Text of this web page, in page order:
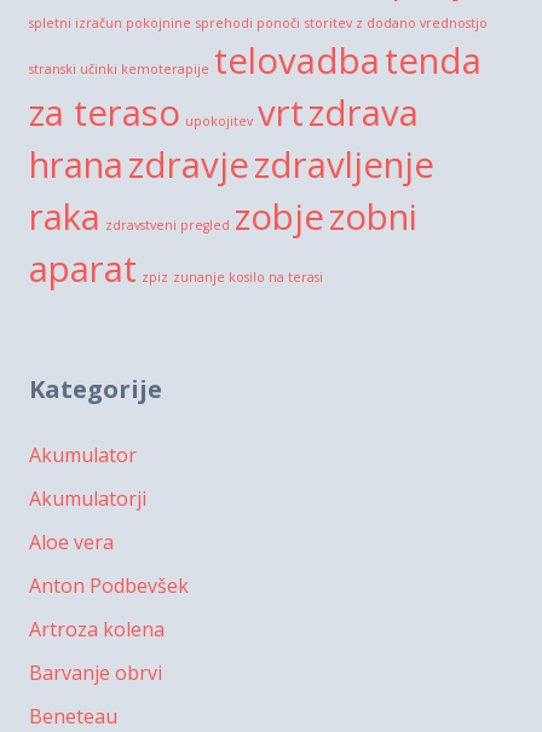
spletni izračun pokojnine sprehodi ponoči storitev z dodano vrednostjo
stranski učinki kemoterapije telovadbatenda
za teraso upokojitev vrtzdrava
hranazdravjezdravljenje
raka zdravstveni pregled zobjezobni
aparat zpiz zunanje kosilo na terasi
Kategorije
Akumulator
Akumulatorji
Aloe vera
Anton Podbevšek
Artroza kolena
Barvanje obrvi
Beneteau